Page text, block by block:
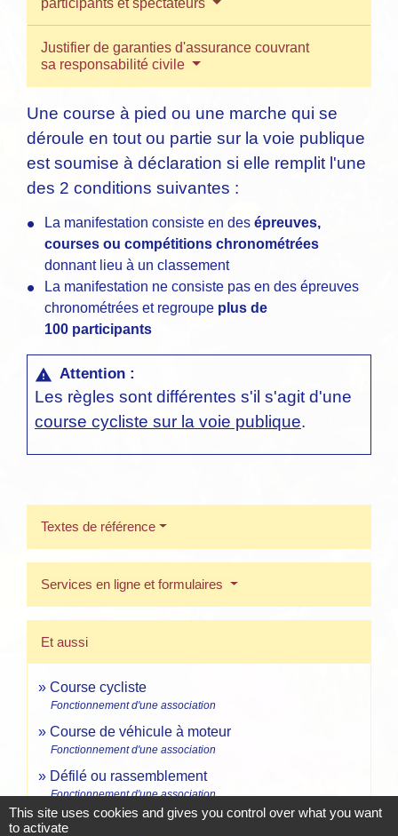
participants et spectateurs
Justifier de garanties d'assurance couvrant
sa responsabilité civile
Une course à pied ou une marche qui se
déroule en tout ou partie sur la voie publique
est soumise à déclaration si elle remplit l'une
des 2 conditions suivantes :
La manifestation consiste en des épreuves,
courses ou compétitions chronométrées
donnant lieu à un classement
La manifestation ne consiste pas en des épreuves
chronométrées et regroupe plus de
100 participants
warning Attention :
Les règles sont différentes s'il s'agit d'une
course cycliste sur la voie publique.
Textes de référence
Services en ligne et formulaires
Et aussi
Course cycliste
Fonctionnement d'une association
Course de véhicule à moteur
Fonctionnement d'une association
Défilé ou rassemblement
Fonctionnement d'une association
This site uses cookies and gives you control over what you want
to activate